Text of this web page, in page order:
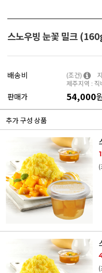
스노우빙 눈꽃 밀크
배송비 (조건)
제주지역 :
판매가 54,000
추가 구성 상품